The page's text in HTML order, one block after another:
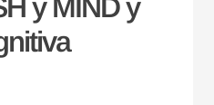
y MIND y